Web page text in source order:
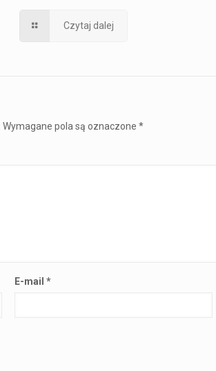
Czytaj dalej
Wymagane pola są oznaczone*
E-mail*